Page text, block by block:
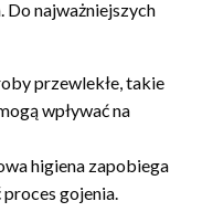
najważniejszych
przewlekłe, takie
wpływać na
higiena zapobiega
gojenia.